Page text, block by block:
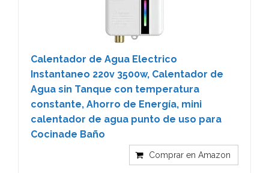
Calentador de Agua Electrico
Instantaneo 220v 3500w, Calentador de
Agua sin Tanque con temperatura
constante, Ahorro de Energía, mini
calentador de agua punto de uso para
Cocinade Baño
Comprar en Amazon